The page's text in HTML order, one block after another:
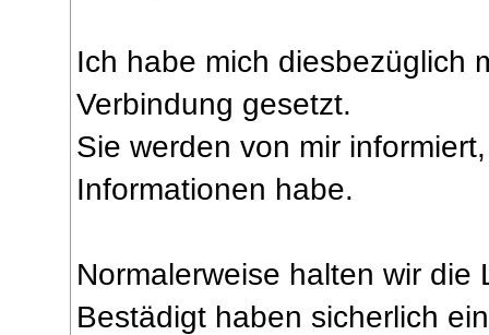
Ich habe mich diesbezüglich
Verbindung gesetzt.
Sie werden von mir
Informationen habe.
Normalerweise halten wir die
Bestädigt haben sicherlich